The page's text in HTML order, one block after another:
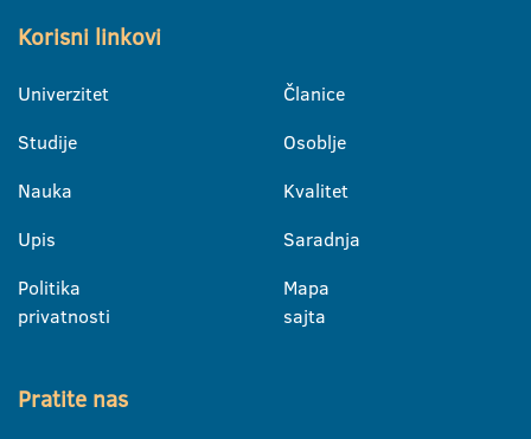
Korisni linkovi
Univerzitet
Studije
Nauka
Upis
Politika
privatnosti
Članice
Osoblje
Kvalitet
Saradnja
Mapa
sajta
Pratite nas